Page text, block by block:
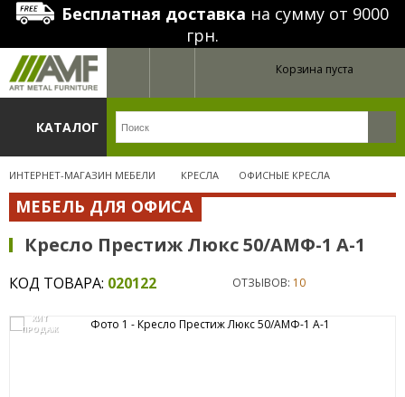
Бесплатная доставка на сумму от 9000
грн.
Корзина пуста
КАТАЛОГ
ИНТЕРНЕТ-МАГАЗИН МЕБЕЛИ КРЕСЛА ОФИСНЫЕ КРЕСЛА
МЕБЕЛЬ ДЛЯ ОФИСА
Кресло Престиж Люкс 50/АМФ-1 А-1
КОД ТОВАРА: 020122 ОТЗЫВОВ: 10
ХИТ
ПРОДАЖ